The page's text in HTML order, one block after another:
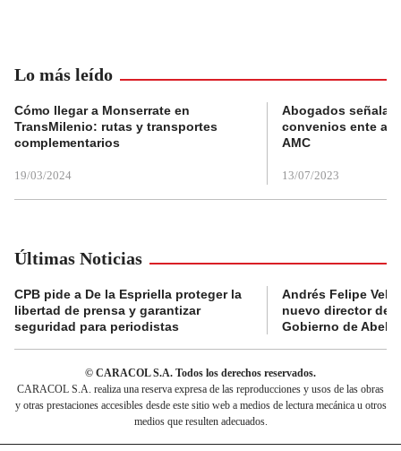
Lo más leído
Cómo llegar a Monserrate en
TransMilenio: rutas y transportes
complementarios
19/03/2024
Abogados
convenios ente
AMC
13/07/2023
Últimas Noticias
CPB pide a De la Espriella proteger la
libertad de prensa y garantizar
seguridad para periodistas
Andrés Felipe
nuevo director de
Gobierno de
© CARACOL S.A. Todos los derechos reservados.
CARACOL S.A. realiza una reserva expresa de las reproducciones y usos de las obras
y otras prestaciones accesibles desde este sitio web a medios de lectura mecánica u otros
medios que resulten adecuados.